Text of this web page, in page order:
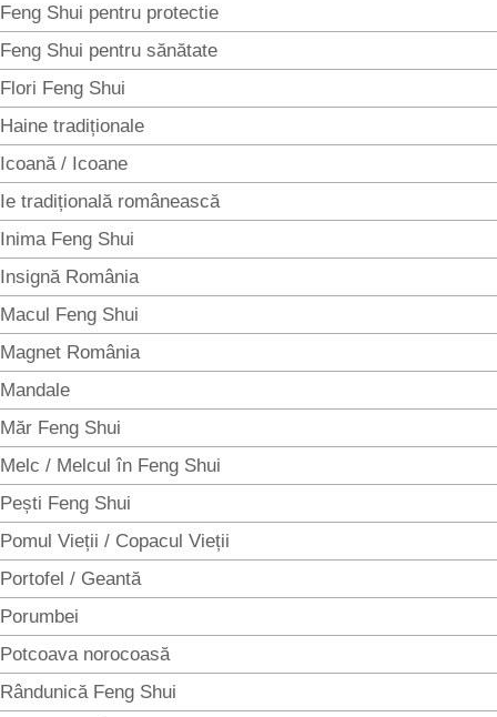
Feng Shui pentru protectie
Feng Shui pentru sănătate
Flori Feng Shui
Haine tradiționale
Icoană / Icoane
Ie tradițională românească
Inima Feng Shui
Insignă România
Macul Feng Shui
Magnet România
Mandale
Măr Feng Shui
Melc / Melcul în Feng Shui
Pești Feng Shui
Pomul Vieții / Copacul Vieții
Portofel / Geantă
Porumbei
Potcoava norocoasă
Rândunică Feng Shui